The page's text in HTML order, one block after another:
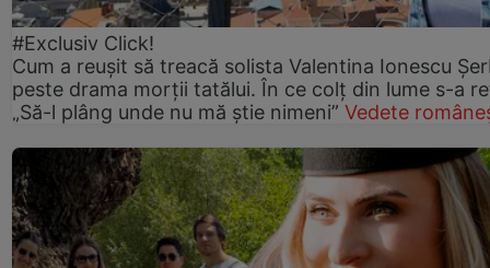
#Exclusiv Click!
Cum a reușit să treacă solista Valentina Ionescu
peste drama morții tatălui. În ce colț din lume s-a
„Să-l plâng unde nu mă știe nimeni” Vedete